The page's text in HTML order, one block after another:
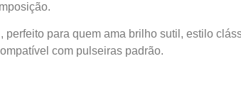
perfeito para quem ama brilho sutil, estilo
com pulseiras padrão.